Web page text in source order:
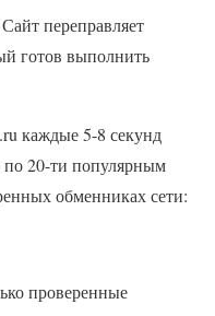
переправляет
готов выполнить
каждые 5-8 секунд
20-ти популярным
обменниках сети:
проверенные